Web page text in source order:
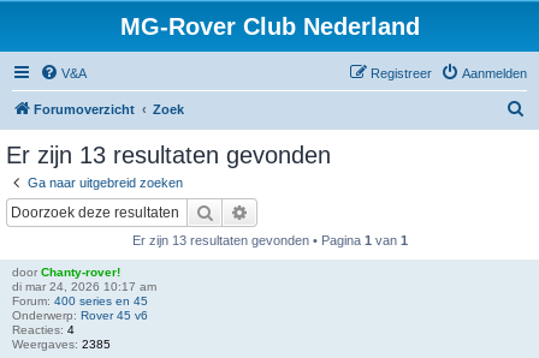
MG-Rover Club Nederland
V&A Aanmelden
Registreer
Forumoverzicht Zoek
Er zijn 13 resultaten gevonden
Ga naar uitgebreid zoeken
Zoek
Er zijn 13 resultaten gevonden • Pagina 1 van 1
door Chanty-rover!
di mar 24, 2026 10:17 am
Forum: 400 series en 45
Onderwerp: Rover 45 v6
Reacties: 4
Weergaves: 2385